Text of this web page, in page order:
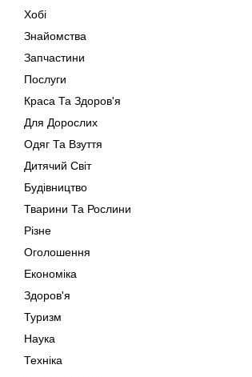
Хобі
Знайомства
Запчастини
Послуги
Краса Та Здоров'я
Для Дорослих
Одяг Та Взуття
Дитячий Світ
Будівництво
Тварини Та Рослини
Різне
Оголошення
Економіка
Здоров'я
Туризм
Наука
Техніка